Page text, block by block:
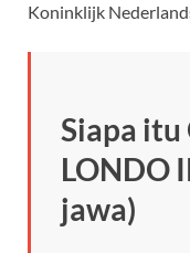
Koninklijk
Siapa itu
LONDO
jawa)